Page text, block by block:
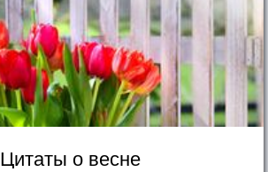
Цитаты о весне